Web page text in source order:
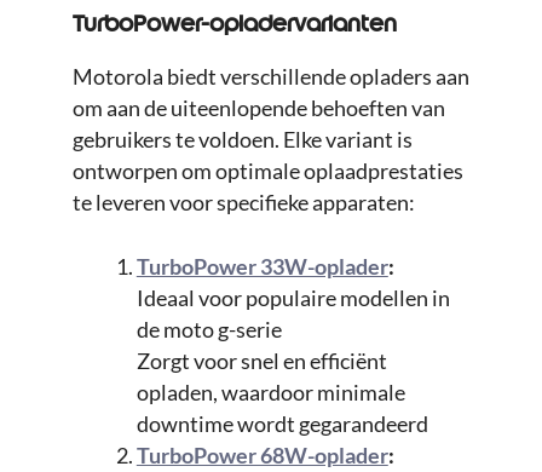
TurboPower-opladervarianten
Motorola biedt verschillende opladers aan
om aan de uiteenlopende behoeften van
gebruikers te voldoen. Elke variant is
ontworpen om optimale oplaadprestaties
te leveren voor specifieke apparaten:
TurboPower 33W-oplader:
Ideaal voor populaire modellen in
de moto g-serie
Zorgt voor snel en efficiënt
opladen, waardoor minimale
downtime wordt gegarandeerd
TurboPower 68W-oplader: